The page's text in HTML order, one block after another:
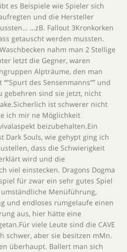
es Beispiele wie Spieler sich
und die Hersteller
…zB. Fallout 3Kronkorken
getauscht werden mussten.
nahm man 2 Stellige
letzt die Gegner, waren
Alpträume, den man
des Sensenmanns”” und
gebehren sind sie jetzt, nicht
ist schwerer nicht
ich mir ne Möglichkeit
beizubehalten.Ein
Dark Souls, wie gehypt ging ich
dass die Schwierigkeit
wird und die
viel einstecken. Dragons Dogma
für zwar ein sehr gutes Spiel
Menüführung,
und endloses rumgelaufe einen
aus, hier hätte eine
viele Leute sind die CAVE
schwer, aber sie besitzen mMn.
überhaupt. Ballert man sich